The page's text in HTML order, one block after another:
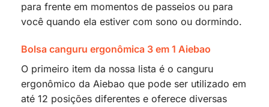
para frente em momentos de passeios ou para
você quando ela estiver com sono ou dormindo.
Bolsa canguru ergonômica 3 em 1 Aiebao
O primeiro item da nossa lista é o canguru
ergonômico da Aiebao que pode ser utilizado em
até 12 posições diferentes e oferece diversas